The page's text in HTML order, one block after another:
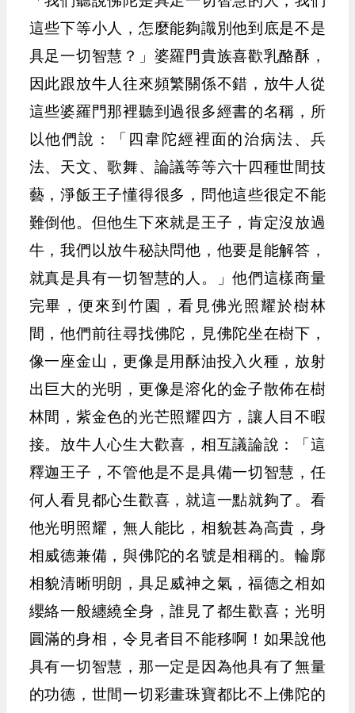
這些下等小人，怎麼能夠識別他到底是不是
具足一切智慧？」婆羅門貴族喜歡乳酪酥，
因此跟放牛人往來頻繁關係不錯，放牛人從
這些婆羅門那裡聽到過很多經書的名稱，所
以他們說：「四韋陀經裡面的治病法、兵
法、天文、歌舞、論議等等六十四種世間技
藝，淨飯王子懂得很多，問他這些很定不能
難倒他。但他生下來就是王子，肯定沒放過
牛，我們以放牛秘訣問他，他要是能解答，
就真是具有一切智慧的人。」他們這樣商量
完畢，便來到竹園，看見佛光照耀於樹林
間，他們前往尋找佛陀，見佛陀坐在樹下，
像一座金山，更像是用酥油投入火種，放射
出巨大的光明，更像是溶化的金子散佈在樹
林間，紫金色的光芒照耀四方，讓人目不暇
接。放牛人心生大歡喜，相互議論說：「這
釋迦王子，不管他是不是具備一切智慧，任
何人看見都心生歡喜，就這一點就夠了。看
他光明照耀，無人能比，相貌甚為高貴，身
相威德兼備，與佛陀的名號是相稱的。輪廓
相貌清晰明朗，具足威神之氣，福德之相如
纓絡一般纏繞全身，誰見了都生歡喜；光明
圓滿的身相，令見者目不能移啊！如果說他
具有一切智慧，那一定是因為他具有了無量
的功德，世間一切彩畫珠寶都比不上佛陀的